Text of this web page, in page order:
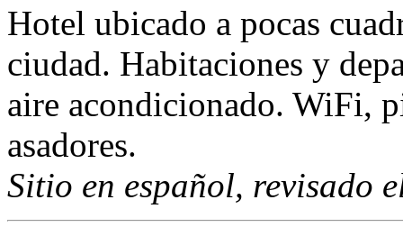
Hotel ubicado a pocas
ciudad. Habitaciones y
aire acondicionado. WiFi,
asadores.
Sitio en español, revisado